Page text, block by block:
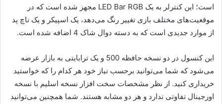
است؛ این کنترلر به یک LED Bar RGB مجهز شده است که در
موقعیت‌های مختلف بازی تغییر رنگ می‌دهد، یک اسپیکر و یک تاچ پد
از موارد جدیدی است که به دسته دوال شاک 4 اضافه شده است.
این کنسول در دو نسخه حافظه 500 و یک ترابایتی به بازار عرضه
می‌شود که شما می‌توانید برحسب نیاز خود هر کدام را که خواستید
خریداری کنید. از نظر مشخصات سخت افزار نسخه اسلیم با نسخه
اورجینال تفاوتی ندارد و هر دو مشابه هستند. شما همچنین می‌توانید